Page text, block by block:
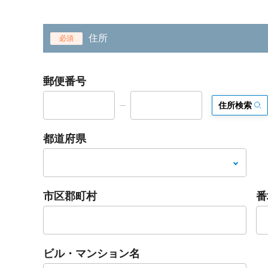
必須 住所
郵便番号
住所検索
都道府県
市区郡町村
ビル・マンション名